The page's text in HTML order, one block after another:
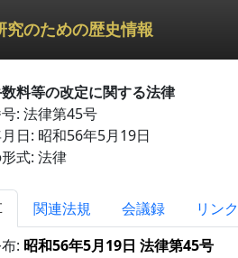
究のための歴史情報
料等の改定に関する法律
: 法律第45号
日: 昭和56年5月19日
式: 法律
関連法規 会議録
リンク
: 昭和56年5月19日 法律第45号